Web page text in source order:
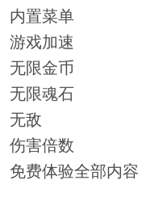
内置菜单
游戏加速
无限金币
无限魂石
无敌
伤害倍数
免费体验全部内容